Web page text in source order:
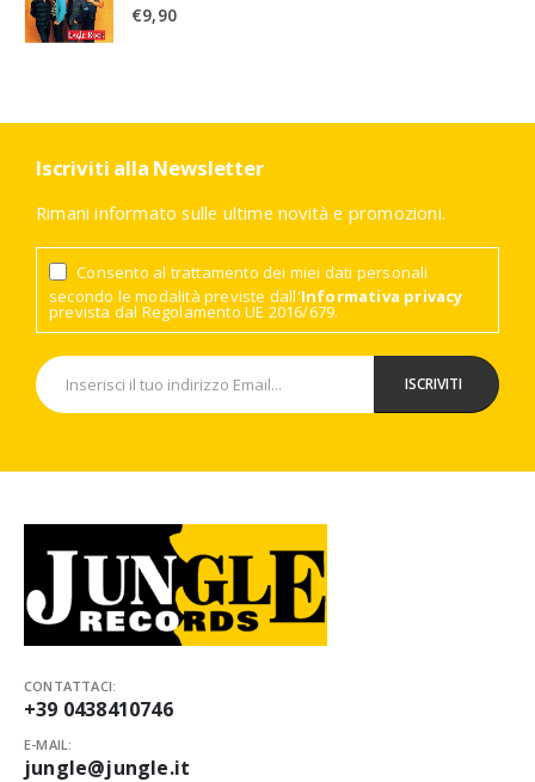
€9,90
Iscriviti alla Newsletter
Rimani informato sulle ultime novità e promozioni.
Consento al trattamento dei miei dati personali
secondo le modalità previste dall'Informativa privacy
prevista dal Regolamento UE 2016/679.
CONTATTACI:
+39 0438410746
E-MAIL:
jungle@jungle.it